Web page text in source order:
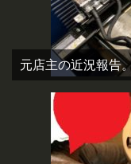
元店主の近況報告